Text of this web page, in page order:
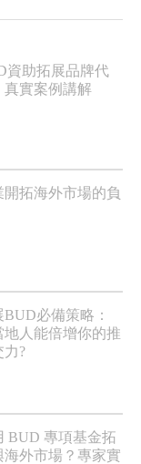
資助拓展品牌代
真實案例講解
開拓海外市場的負
必備策略：
地人能倍增你的推
力?
BUD 專項基金拓
海外市場？專家實